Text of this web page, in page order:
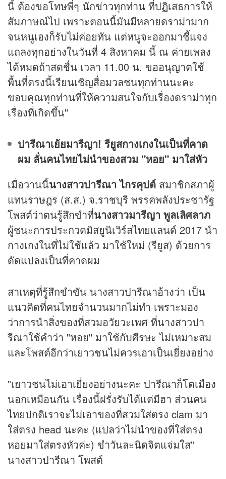
นี้ ต้องขอโทษพี่ๆ นักข่าวทุกท่าน ที่ปฏิเสธการให้
สัมภาษณ์ไป เพราะตอนนี้มันมีหลายดราม่ามาก
จนหนูเองก็รับไม่ค่อยทัน แต่หนูจะออกมาชี้แจง
แถลงทุกอย่างในวันที่ 4 สิงหาคม นี้ ณ ค่ายเพลง
ได้หมดถ้าสดชื่น เวลา 11.00 น. ขออนุญาตใช้
พื้นที่ตรงนี้เรียนเชิญสื่อมวลชนทุกท่านนะคะ
ขอบคุณทุกท่านที่ให้ความสนใจกับเรื่องดราม่าทุก
เรื่องที่เกิดขึ้น"
ปารีณาเย้ยมารีญา! รียูสกางเกงในเป็นที่คาด
ผม ลั่นคนไทยไม่นำของสวม "หอย" มาใส่หัว
เมื่อวานนี้นางสาวปารีณา ไกรคุปต์ สมาชิกสภาผู้
แทนราษฎร (ส.ส.) จ.ราชบุรี พรรคพลังประชารัฐ
โพสต์ว่าตนรู้สึกขำที่นางสาวมารีญา พูลเลิศลาภ
ผู้ชนะการประกวดมิสยูนิเวิร์สไทยแลนด์ 2017 นำ
กางเกงในที่ไม่ใช้แล้ว มาใช้ใหม่ (รียูส) ด้วยการ
ดัดแปลงเป็นที่คาดผม
สาเหตุที่รู้สึกขำขัน นางสาวปารีณาอ้างว่า เป็น
แนวคิดที่คนไทยจำนวนมากไม่ทำ เพราะมอง
ว่าการนำสิ่งของที่สวมอวัยวะเพศ ที่นางสาวปา
รีณาใช้คำว่า "หอย" มาใช้กับศีรษะ ไม่เหมาะสม
และโพสต์อีกว่าเยาวชนไม่ควรเอาเป็นเยี่ยงอย่าง
"เยาวชนไม่เอาเยี่ยงอย่างนะคะ ปารีณาก็โตเมือง
นอกเหมือนกัน เรื่องนี้ฝรั่งรับได้แต่มีฮา ส่วนคน
ไทยปกติเราจะไม่เอาของที่สวมใส่ตรง clam มา
ใส่ตรง head นะคะ (แปลว่าไม่นำของที่ใส่ตรง
หอยมาใส่ตรงหัวค่ะ) ขำวันละนิดจิตแจ่มใส"
นางสาวปารีณา โพสต์